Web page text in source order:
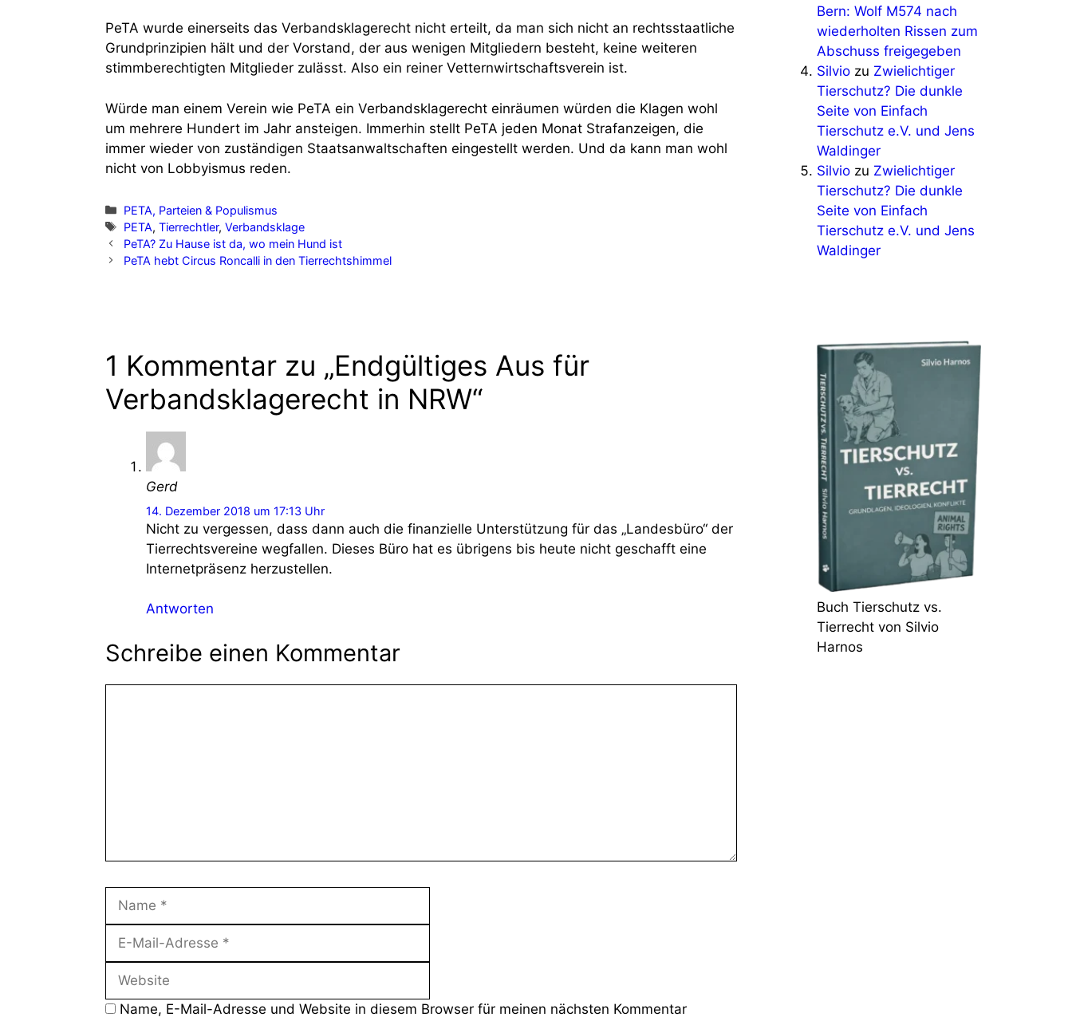
PeTA wurde einerseits das Verbandsklagerecht nicht erteilt, da man sich nicht an rechtsstaatliche
Grundprinzipien hält und der Vorstand, der aus wenigen Mitgliedern besteht, keine weiteren
stimmberechtigten Mitglieder zulässt. Also ein reiner Vetternwirtschaftsverein ist.
Würde man einem Verein wie PeTA ein Verbandsklagerecht einräumen würden die Klagen wohl
um mehrere Hundert im Jahr ansteigen. Immerhin stellt PeTA jeden Monat Strafanzeigen, die
immer wieder von zuständigen Staatsanwaltschaften eingestellt werden. Und da kann man wohl
nicht von Lobbyismus reden.
Kategorien
PETA, Parteien & Populismus
Schlagwörter
PETA,Tierrechtler,Verbandsklage
PeTA? Zu Hause ist da, wo mein Hund ist
PeTA hebt Circus Roncalli in den Tierrechtshimmel
1 Kommentar zu „Endgültiges Aus für
Verbandsklagerecht in NRW“
Gerd
14. Dezember 2018 um 17:13 Uhr
Nicht zu vergessen, dass dann auch die finanzielle Unterstützung für das „Landesbüro“ der
Tierrechtsvereine wegfallen. Dieses Büro hat es übrigens bis heute nicht geschafft eine
Internetpräsenz herzustellen.
Antworten
Schreibe einen Kommentar
Name
Name, E-Mail-Adresse und Website in diesem Browser für meinen nächsten Kommentar
Bern: Wolf M574 nach
wiederholten Rissen zum
Abschuss freigegeben
Silvio zu Zwielichtiger
Tierschutz? Die dunkle
Seite von Einfach
Tierschutz e.V. und Jens
Waldinger
Silvio zu Zwielichtiger
Tierschutz? Die dunkle
Seite von Einfach
Tierschutz e.V. und Jens
Waldinger
Buch Tierschutz vs.
Tierrecht von Silvio
Harnos